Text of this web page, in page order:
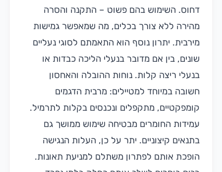
דחוס. השימוש בהם פשוט – התקנה והסרה
מהירה ללא צורך בכלים, מה שמאפשר גמישות
מירבית. יתרון נוסף הוא התאמתם לסוגי נעליים
שונים, בין אם מדובר בנעלי הליכה כבדות או
בנעלי ריצה קלות. נוחות ההובלה והאחסון
חשובה במיוחד למטיילים: מרבית הדגמים
קומפקטיים, מתקפלים ונכנסים בקלות לתרמיל.
עמידות החומרים מבטיחה שימוש ממושך גם
בתנאים קיצוניים. יתר על כן, העלות הנגישה
הופכת אותם לפתרון משתלם למניעת תאונות.